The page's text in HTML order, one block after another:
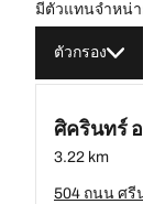
มีตัวแทนจำหน่า
ตัวกรอง
ศิครินทร์
3.22 km